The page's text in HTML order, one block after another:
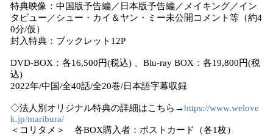
特典映像：中国版予告編／日本版予告編／メイキング／イン
タビュー／シュー・カイ＆ヤン・ミー未公開コメント等（約4
0分/仮）
封入特典：ブックレット12P
DVD-BOX：各16,500円(税込) 、Blu-ray BOX：各19,800円(税
込)
2022年/中国/全40話/全20巻/日本語字幕収録
◇法人別オリジナル特典の詳細はこちら→https://www.welove
k.jp/maribura/
＜コリタメ＞ 各BOX購入者：ポストカード（各1枚）